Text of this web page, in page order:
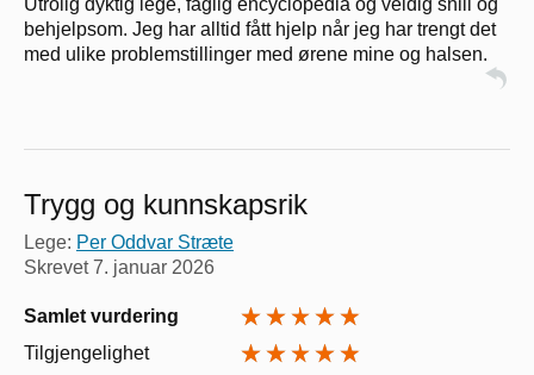
behjelpsom. Jeg har alltid fått hjelp når jeg har trengt det
med ulike problemstillinger med ørene mine og halsen.
Trygg og kunnskapsrik
Lege: Per Oddvar Stræte
Skrevet7. januar 2026
Samlet vurdering
Tilgjengelighet